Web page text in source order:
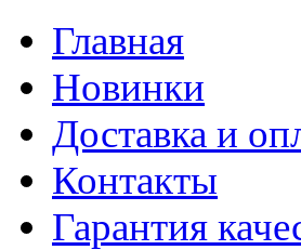
Главная
Новинки
Доставка и
Контакты
Гарантия